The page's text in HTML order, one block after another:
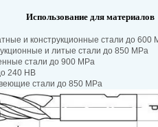
Использование для материалов
и конструкционные стали до 600
и литые стали до 850 MPa
стали до 900 MPa
240 HB
стали до 850 МPа